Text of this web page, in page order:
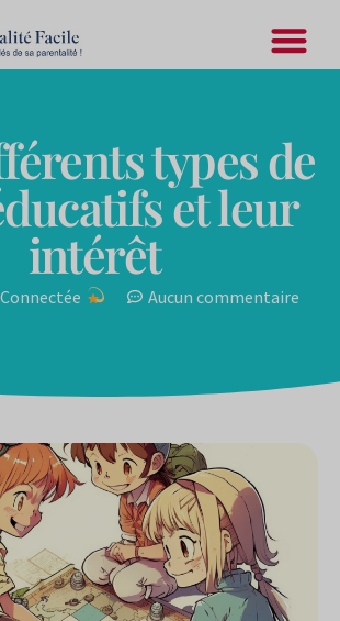
types de
et leur
intérêt
Aucun commentaire